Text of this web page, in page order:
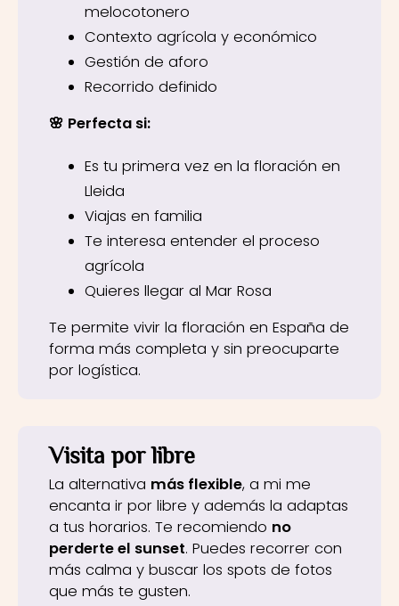
melocotonero
Contexto agrícola y económico
Gestión de aforo
Recorrido definido
🌸 Perfecta si:
Es tu primera vez en la floración en
Lleida
Viajas en familia
Te interesa entender el proceso
agrícola
Quieres llegar al Mar Rosa
Te permite vivir la floración en España de
forma más completa y sin preocuparte
por logística.
Visita por libre
La alternativa más flexible, a mi me
encanta ir por libre y además la adaptas
a tus horarios. Te recomiendo no
perderte el sunset. Puedes recorrer con
más calma y buscar los spots de fotos
que más te gusten.